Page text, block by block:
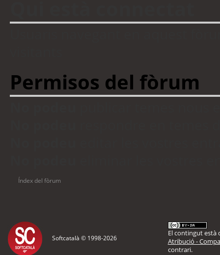
Permisos del fòrum
Índex del fòrum
Softcatalà © 1998-2026
El contingut està
Atribució -
contrari.